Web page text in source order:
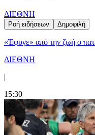
ΔΙΕΘΝΗ
Ροή ειδήσεων Δημοφιλή
«Έφυγε» από την ζωή ο
ΔΙΕΘΝΗ
|
15:30